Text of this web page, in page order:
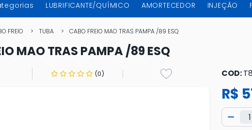
LUBRIFICANTE/QUÍMICO AMORTECEDOR INJEÇÃO
FREIO TUBA CABO FREIO MAO TRAS PAMPA /89 ESQ
MAO TRAS PAMPA /89 ESQ
(0) COD:
R$